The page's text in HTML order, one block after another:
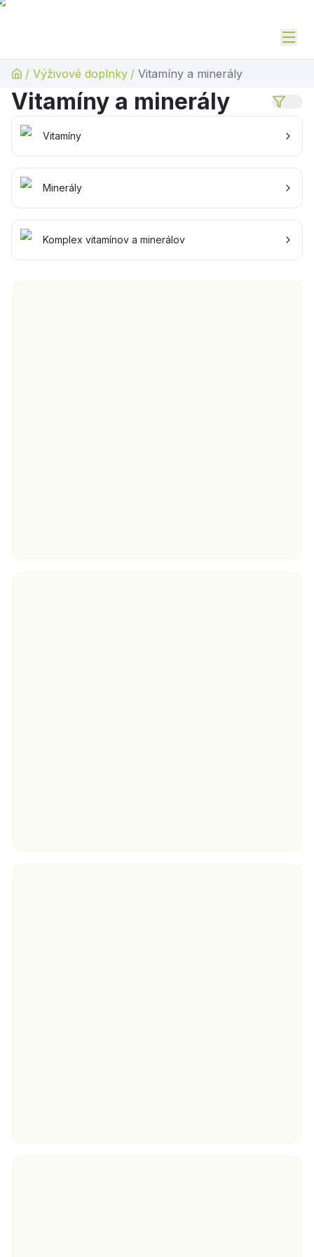
/ Výživové doplnky / Vitamíny a minerály
Vitamíny a minerály
Vitamíny
Minerály
Komplex vitamínov a minerálov